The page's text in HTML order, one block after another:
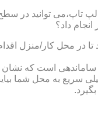
لپ تاپ،می توانید
داد؟
تا در محل کار/منزل
سریع به محل شما